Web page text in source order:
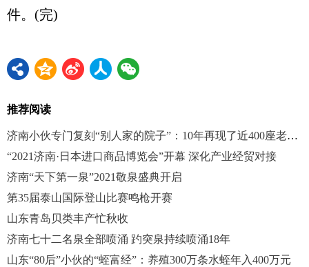
件。(完)
推荐阅读
济南小伙专门复刻“别人家的院子”：10年再现了近400座老院子
“2021济南·日本进口商品博览会”开幕 深化产业经贸对接
济南“天下第一泉”2021敬泉盛典开启
第35届泰山国际登山比赛鸣枪开赛
山东青岛贝类丰产忙秋收
济南七十二名泉全部喷涌 趵突泉持续喷涌18年
山东“80后”小伙的“蛭富经”：养殖300万条水蛭年入400万元